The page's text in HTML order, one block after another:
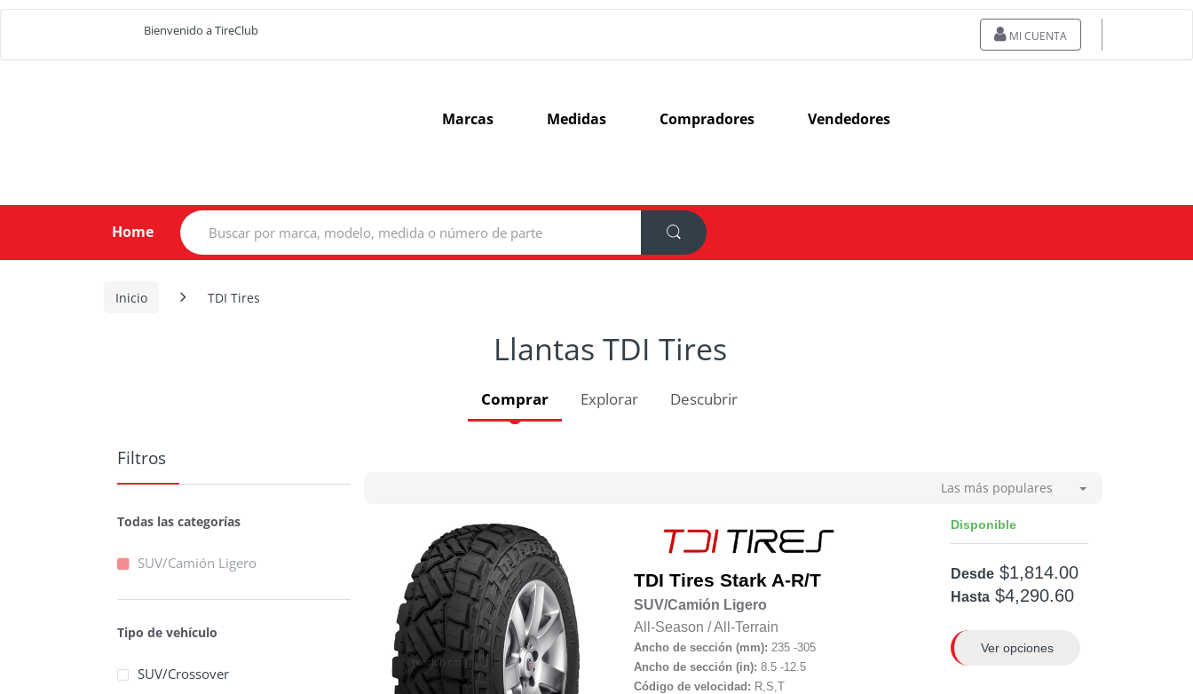
Bienvenido a TireClub MI CUENTA
Marcas Medidas Compradores Vendedores
Home
Search
for:
Inicio TDI Tires
Llantas TDI Tires
Comprar Explorar Descubrir
Las más populares
TDI Tires Stark A-R/T
SUV/Camión Ligero
All-Season /All-Terrain
Ancho de sección (mm): 235 -305
Ancho de sección (in): 8.5 -12.5
Código de velocidad: R,S,T
Disponible
Desde $1,814.00
Hasta $4,290.60
Ver opciones
Filtros
Todas las categorías
SUV/Camión Ligero
Tipo de vehículo
SUV/Crossover